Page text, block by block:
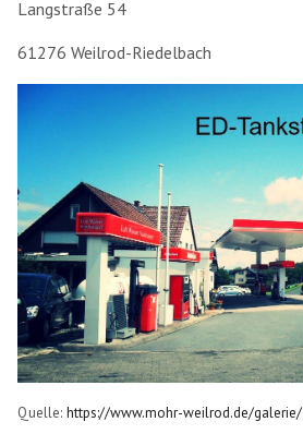
Langstraße 54
61276 Weilrod-Riedelbach
Quelle:https://www.mohr-weilrod.de/galerie/